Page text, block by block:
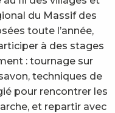
du Massif des
toute l’année,
à des stages
: tournage sur
techniques de
pour rencontrer les
et repartir avec